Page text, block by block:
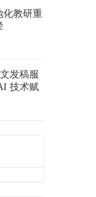
化教研重
发稿服
技术赋